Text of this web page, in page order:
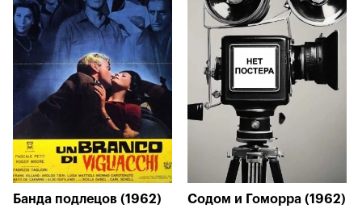
Банда подлецов (1962) Содом и Гоморра (1962)